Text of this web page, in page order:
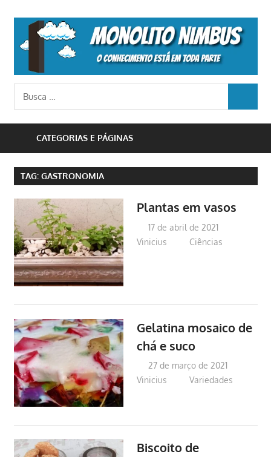
content
o
conhecimento
parte
Busca
para:
CATEGORIAS E PÁGINAS
TAG: GASTRONOMIA
Plantas em vasos
17 de abril de 2021
Vinicius
Ciências
Gelatina mosaico de
chá e suco
27 de março de 2021
Vinicius
Variedades
Biscoito de